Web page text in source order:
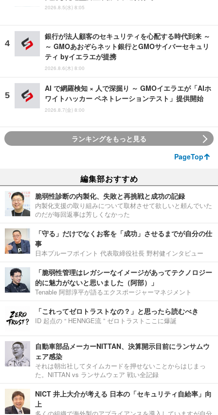
2026.8.5(水) 8:05
銀行が法人顧客のセキュリティを心配する時代到来 ～
～ GMOあおぞらネット銀行とGMOサイバーセキュリ
ティ byイエラエが提携
2026.8.6(木) 8:00
AI で網羅検知 × 人で深掘り ～ GMOイエラエが「AIホ
ワイトハッカー ペネトレーションテスト」提供開始
2026.8.7(金) 8:00
ランキングをもっと見る
PageTop
編集部おすすめ
脆弱性診断の内製化、失敗と再挑戦と成功の記録
内製化支援の取り組みについて取材させて欲しいと頼んでいた
のだが毎回返事は芳しくなかった
「守る」だけでなくお客を「成功」させるまでが自分の仕
事
日本プルーフポイント 代表取締役社長 野村健インタビュー
「脆弱性管理はレガシーなイメージがあってテクノロジー
的に魅力がないと思いました（阿部）」
Tenable 阿部淳平が語るエクスポージャーマネジメント
「これってゼロトラストなの？」と思ったら読むべき
ID 起点の “ HENNGE流 ” ゼロトラストここに爆誕
自動車部品メーカーNITTAN、決算開示目前にランサムウ
ェア感染
それは朝出社してタイムカードを押せないことからはじまっ
た。NITTAN vs ランサムウェア 戦い全記録
NICT 井上大介が考える 日本の「セキュリティ自給率」向
上